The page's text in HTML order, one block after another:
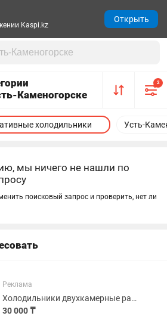
Каменогорске
2
Усть-
холодильники
мы ничего не нашли по
поисковый запрос и проверить, нет ли
Реклама
Холодильники двухкамерные разные варианты и цены разные
30 000 ₸
Kaspi.kz
Открыть